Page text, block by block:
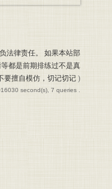
法律责任。 如果本站部
都是前期排练过不是真
要擅自模仿，切记切记 )
second(s), 7 queries .